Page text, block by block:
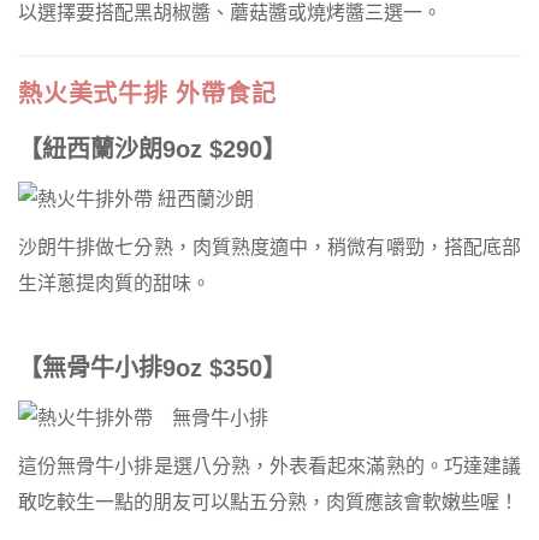
以選擇要搭配黑胡椒醬、蘑菇醬或燒烤醬三選一。
熱火美式牛排 外帶食記
【紐西蘭沙朗9oz $290】
沙朗牛排做七分熟，肉質熟度適中，稍微有嚼勁，搭配底部
生洋蔥提肉質的甜味。
【無骨牛小排9oz $350】
這份無骨牛小排是選八分熟，外表看起來滿熟的。巧達建議
敢吃較生一點的朋友可以點五分熟，肉質應該會軟嫩些喔！